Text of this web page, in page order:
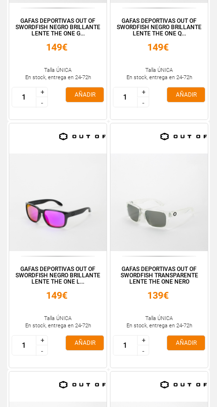
GAFAS DEPORTIVAS OUT OF
SWORDFISH NEGRO BRILLANTE
LENTE THE ONE G...
149€
Talla ÚNICA
En stock, entrega en 24-72h
+
-
+
-
AÑADIR
GAFAS DEPORTIVAS OUT OF
SWORDFISH NEGRO BRILLANTE
LENTE THE ONE Q...
149€
Talla ÚNICA
En stock, entrega en 24-72h
+
-
+
-
AÑADIR
GAFAS DEPORTIVAS OUT OF
SWORDFISH NEGRO BRILLANTE
LENTE THE ONE L...
149€
Talla ÚNICA
En stock, entrega en 24-72h
+
-
+
-
AÑADIR
GAFAS DEPORTIVAS OUT OF
SWORDFISH TRANSPARENTE
LENTE THE ONE NERO
139€
Talla ÚNICA
En stock, entrega en 24-72h
+
-
+
-
AÑADIR